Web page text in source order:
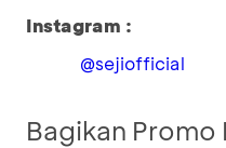
Instagram :
@sejiofficial
Bagikan Promo